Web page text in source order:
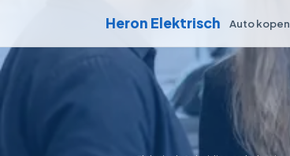
Heron Elektrisch Auto kopen